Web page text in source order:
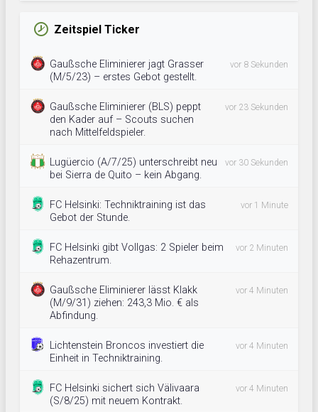
Zeitspiel Ticker
Gaußsche Eliminierer jagt Grasser
(M/5/23) – erstes Gebot gestellt.
vor 8 Sekunden
Gaußsche Eliminierer (BLS) peppt
den Kader auf – Scouts suchen
nach Mittelfeldspieler.
vor 23 Sekunden
Lugüercio (A/7/25) unterschreibt neu
bei Sierra de Quito – kein Abgang.
vor 30 Sekunden
FC Helsinki: Techniktraining ist das
Gebot der Stunde.
vor 1 Minute
FC Helsinki gibt Vollgas: 2 Spieler beim
Rehazentrum.
vor 2 Minuten
Gaußsche Eliminierer lässt Klakk
(M/9/31) ziehen: 243,3 Mio. € als
Abfindung.
vor 4 Minuten
Lichtenstein Broncos investiert die
Einheit in Techniktraining.
vor 4 Minuten
FC Helsinki sichert sich Välivaara
(S/8/25) mit neuem Kontrakt.
vor 4 Minuten